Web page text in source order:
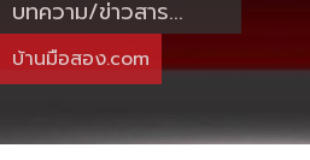
บทความ/ข่าวสาร...
บ้านมือสอง.com